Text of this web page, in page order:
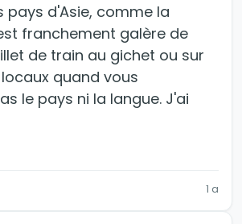
pays d'Asie, comme la
franchement galère de
de train au gichet ou sur
quand vous
le pays ni la langue. J'ai
1 a